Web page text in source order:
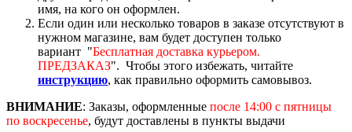
имя, на кого он оформлен.
Если один или несколько товаров в заказе отсутствуют в
нужном магазине, вам будет доступен только
вариант "Бесплатная доставка курьером.
ПРЕДЗАКАЗ". Чтобы этого избежать, читайте
инструкцию, как правильно оформить самовывоз.
ВНИМАНИЕ: Заказы, оформленные после 14:00 с пятницы
по воскресенье, будут доставлены в пункты выдачи